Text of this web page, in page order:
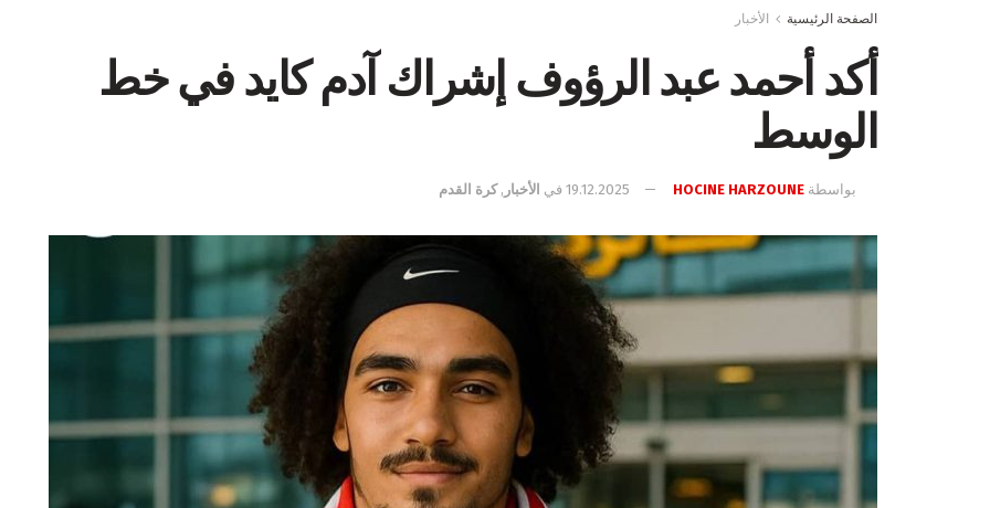
الصفحة الرئيسية الأخبار
أكد أحمد عبد الرؤوف إشراك آدم كايد في خط
الوسط
بواسطة HOCINE HARZOUNE
19.12.2025 في الأخبار ,كرة القدم